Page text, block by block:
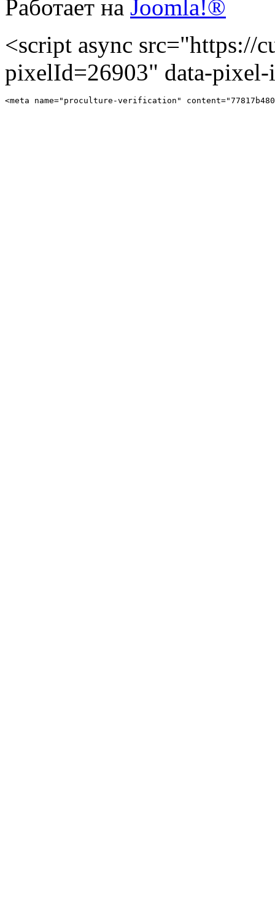
Работает на Joomla!®
<script async src="https://
pixelId=26903" data-
<meta name="proculture-verification"